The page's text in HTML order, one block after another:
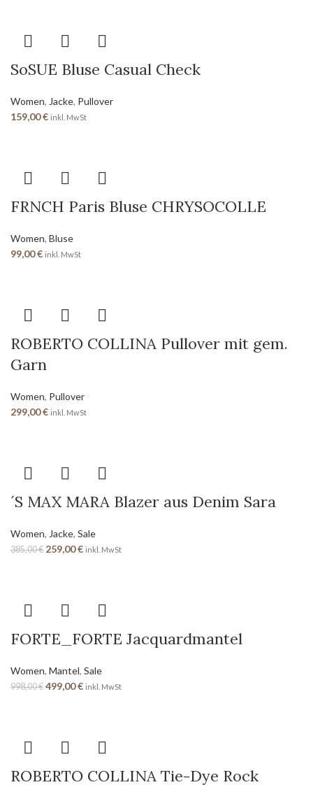
SoSUE Bluse Casual Check
Women, Jacke, Pullover
159,00€ inkl. MwSt
FRNCH Paris Bluse CHRYSOCOLLE
Women, Bluse
99,00€ inkl. MwSt
ROBERTO COLLINA Pullover mit gem.
Garn
Women, Pullover
299,00€ inkl. MwSt
´S MAX MARA Blazer aus Denim Sara
Women, Jacke, Sale
385,00€ 259,00€ inkl. MwSt
FORTE_FORTE Jacquardmantel
Women, Mantel, Sale
998,00€ 499,00€ inkl. MwSt
ROBERTO COLLINA Tie-Dye Rock